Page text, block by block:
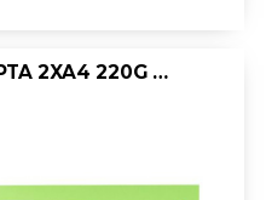
STOFKLEPMAP EXACOMPTA 2XA4 220G ASS/P25